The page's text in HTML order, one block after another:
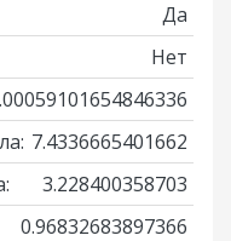
Да
Нет
7.4336665401662
3.228400358703
0.96832683897366